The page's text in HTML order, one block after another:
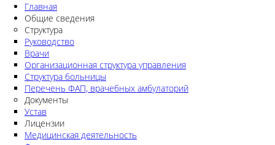
Главная
Общие сведения
Структура
Руководство
Врачи
Организационная структура управления
Структура больницы
Перечень ФАП, врачебных амбулаторий
Документы
Устав
Лицензии
Медицинская деятельность